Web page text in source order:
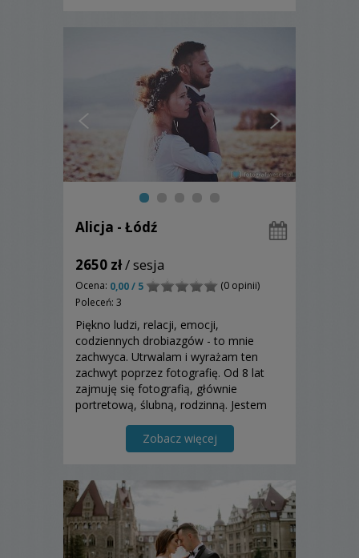
Alicja - Łódź
2650 zł/ sesja
Ocena: 0,00 / 5
(0 opinii)
Poleceń: 3
Piękno ludzi, relacji, emocji,
codziennych drobiazgów - to mnie
zachwyca. Utrwalam i wyrażam ten
zachwyt poprzez fotografię. Od 8 lat
zajmuję się fotografią, głównie
portretową, ślubną, rodzinną. Jestem
pracą dorywczą, ale przede wszystkim
Zobacz więcej